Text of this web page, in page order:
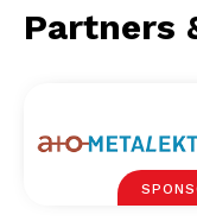
Partners